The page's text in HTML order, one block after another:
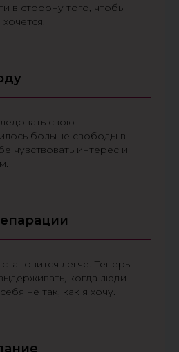
в сторону того, чтобы
свою
больше свободы в
чувствовать интерес и
легче. Теперь
когда люди
не так, как я хочу.